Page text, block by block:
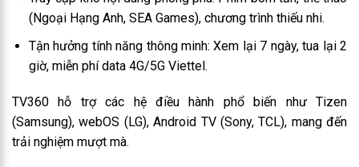
(Ngoại Hạng Anh, SEA Games), chương trình thiếu nhi.
Tận hưởng tính năng thông minh: Xem lại 7 ngày, tua lại 2
giờ, miễn phí data 4G/5G Viettel.
TV360 hỗ trợ các hệ điều hành phổ biến như Tizen
(Samsung), webOS (LG), Android TV (Sony, TCL), mang đến
trải nghiệm mượt mà.